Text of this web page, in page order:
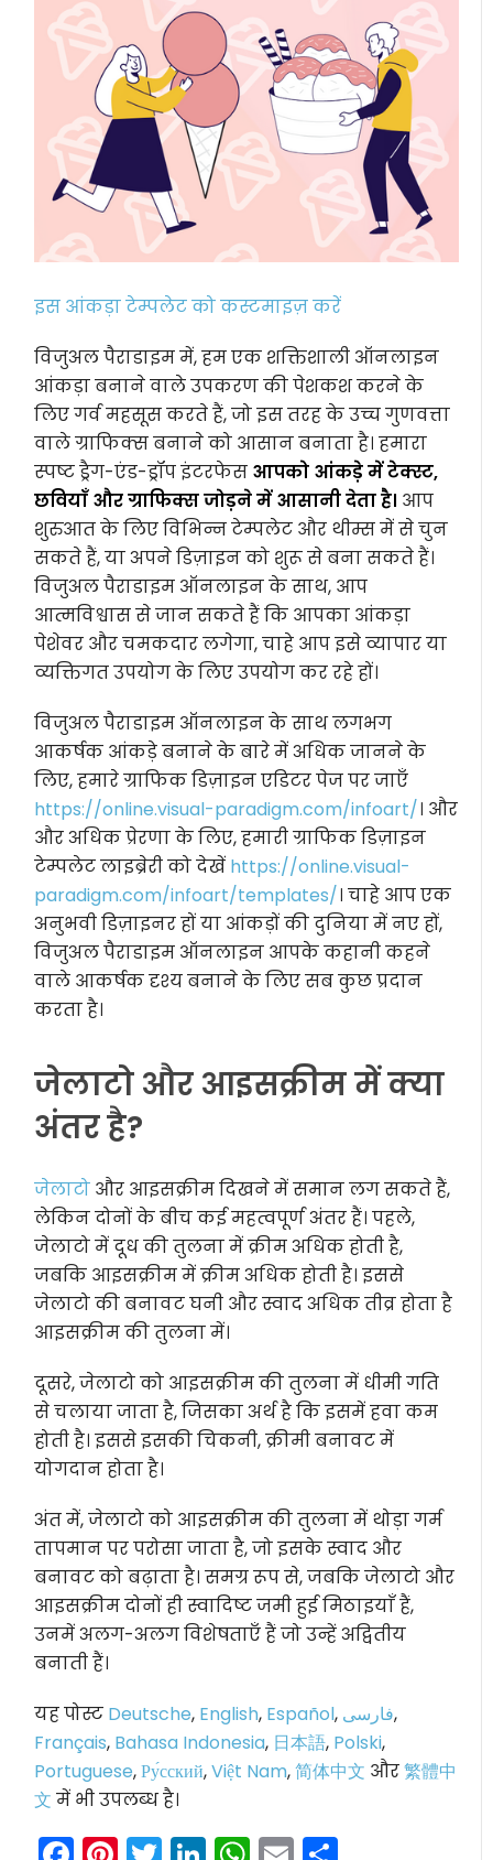
इस आंकड़ा टेम्पलेट को कस्टमाइज़ करें
विजुअल पैराडाइम में, हम एक शक्तिशाली ऑनलाइन
आंकड़ा बनाने वाले उपकरण की पेशकश करने के
लिए गर्व महसूस करते हैं, जो इस तरह के उच्च गुणवत्ता
वाले ग्राफिक्स बनाने को आसान बनाता है। हमारा
स्पष्ट ड्रैग-एंड-ड्रॉप इंटरफेस आपको आंकड़े में टेक्स्ट,
छवियाँ और ग्राफिक्स जोड़ने में आसानी देता है। आप
शुरुआत के लिए विभिन्न टेम्पलेट और थीम्स में से चुन
सकते हैं, या अपने डिज़ाइन को शुरू से बना सकते हैं।
विजुअल पैराडाइम ऑनलाइन के साथ, आप
आत्मविश्वास से जान सकते हैं कि आपका आंकड़ा
पेशेवर और चमकदार लगेगा, चाहे आप इसे व्यापार या
व्यक्तिगत उपयोग के लिए उपयोग कर रहे हों।
विजुअल पैराडाइम ऑनलाइन के साथ लगभग
आकर्षक आंकड़े बनाने के बारे में अधिक जानने के
लिए, हमारे ग्राफिक डिज़ाइन एडिटर पेज पर जाएँ
https://online.visual-paradigm.com/infoart/। और
और अधिक प्रेरणा के लिए, हमारी ग्राफिक डिज़ाइन
टेम्पलेट लाइब्रेरी को देखें https://online.visual-
paradigm.com/infoart/templates/। चाहे आप एक
अनुभवी डिज़ाइनर हों या आंकड़ों की दुनिया में नए हों,
विजुअल पैराडाइम ऑनलाइन आपके कहानी कहने
वाले आकर्षक दृश्य बनाने के लिए सब कुछ प्रदान
करता है।
जेलाटो और आइसक्रीम में क्या
अंतर है?
जेलाटो और आइसक्रीम दिखने में समान लग सकते हैं,
लेकिन दोनों के बीच कई महत्वपूर्ण अंतर हैं। पहले,
जेलाटो में दूध की तुलना में क्रीम अधिक होती है,
जबकि आइसक्रीम में क्रीम अधिक होती है। इससे
जेलाटो की बनावट घनी और स्वाद अधिक तीव्र होता है
आइसक्रीम की तुलना में।
दूसरे, जेलाटो को आइसक्रीम की तुलना में धीमी गति
से चलाया जाता है, जिसका अर्थ है कि इसमें हवा कम
होती है। इससे इसकी चिकनी, क्रीमी बनावट में
योगदान होता है।
अंत में, जेलाटो को आइसक्रीम की तुलना में थोड़ा गर्म
तापमान पर परोसा जाता है, जो इसके स्वाद और
बनावट को बढ़ाता है। समग्र रूप से, जबकि जेलाटो और
आइसक्रीम दोनों ही स्वादिष्ट जमी हुई मिठाइयाँ हैं,
उनमें अलग-अलग विशेषताएँ हैं जो उन्हें अद्वितीय
बनाती हैं।
यह पोस्ट Deutsche, English, Español, فارسی,
Français, Bahasa Indonesia, 日本語, Polski,
Portuguese,Ру́сский,Việt Nam,简体中文 और繁體中
文 में भी उपलब्ध है।